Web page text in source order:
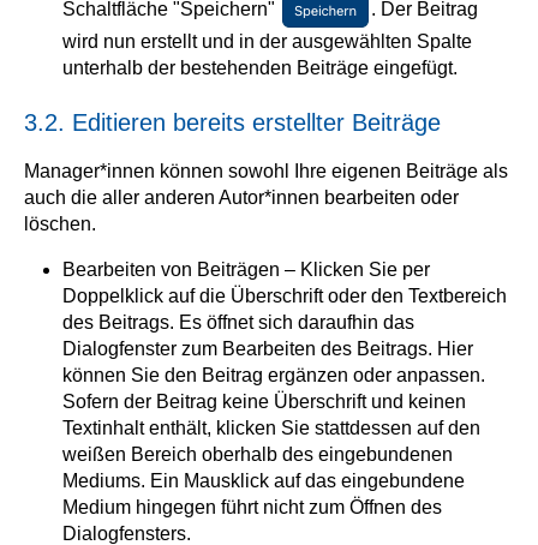
Schaltfläche "Speichern"
. Der Beitrag
wird nun erstellt und in der ausgewählten Spalte
unterhalb der bestehenden Beiträge eingefügt.
3.2. Editieren bereits erstellter Beiträge
Manager*innen können sowohl Ihre eigenen Beiträge als
auch die aller anderen Autor*innen bearbeiten oder
löschen.
Bearbeiten von Beiträgen – Klicken Sie per
Doppelklick auf die Überschrift oder den Textbereich
des Beitrags. Es öffnet sich daraufhin das
Dialogfenster zum Bearbeiten des Beitrags. Hier
können Sie den Beitrag ergänzen oder anpassen.
Sofern der Beitrag keine Überschrift und keinen
Textinhalt enthält, klicken Sie stattdessen auf den
weißen Bereich oberhalb des eingebundenen
Mediums. Ein Mausklick auf das eingebundene
Medium hingegen führt nicht zum Öffnen des
Dialogfensters.